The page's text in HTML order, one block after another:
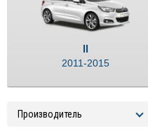
II
2011-2015